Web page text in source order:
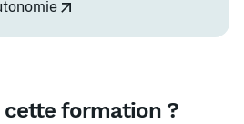
cette formation ?